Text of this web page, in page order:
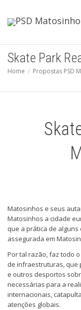
Skate Park
Home Propostas PSD
Matosinhos e seus
Matosinhos a cidade
que a prática de
assegurada em
Por tal razão, faz todo
de infraestruturas, que
e outros desportos
necessárias para a
internacionais,
atenções globais.